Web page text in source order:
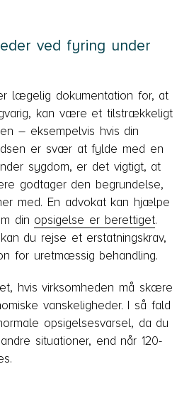
ved fyring under
lægelig dokumentation for, at
kan være et tilstrækkeligt
– eksempelvis hvis din
er svær at fylde med en
sygdom, er det vigtigt, at
godtager den begrundelse,
med. En advokat kan hjælpe
din opsigelse er berettiget.
du rejse et erstatningskrav,
for uretmæssig behandling.
hvis virksomheden må skære
vanskeligheder. I så fald
opsigelsesvarsel, da du
situationer, end når 120-